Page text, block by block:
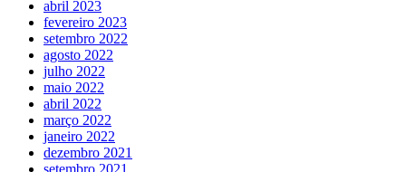
abril 2023
fevereiro 2023
setembro 2022
agosto 2022
julho 2022
maio 2022
abril 2022
março 2022
janeiro 2022
dezembro 2021
setembro 2021